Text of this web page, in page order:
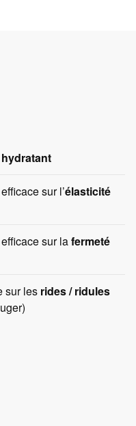
hydratant
sur l’élasticité
sur lafermeté
sur les rides / ridules